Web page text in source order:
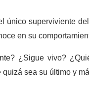
único superviviente
en su
¿Sigue vivo?
sea su último y